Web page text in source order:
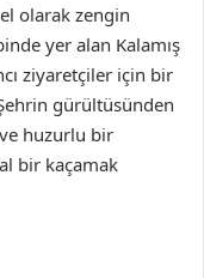
olarak zengin
yer alan Kalamış
ziyaretçiler için bir
gürültüsünden
ve huzurlu bir
bir kaçamak